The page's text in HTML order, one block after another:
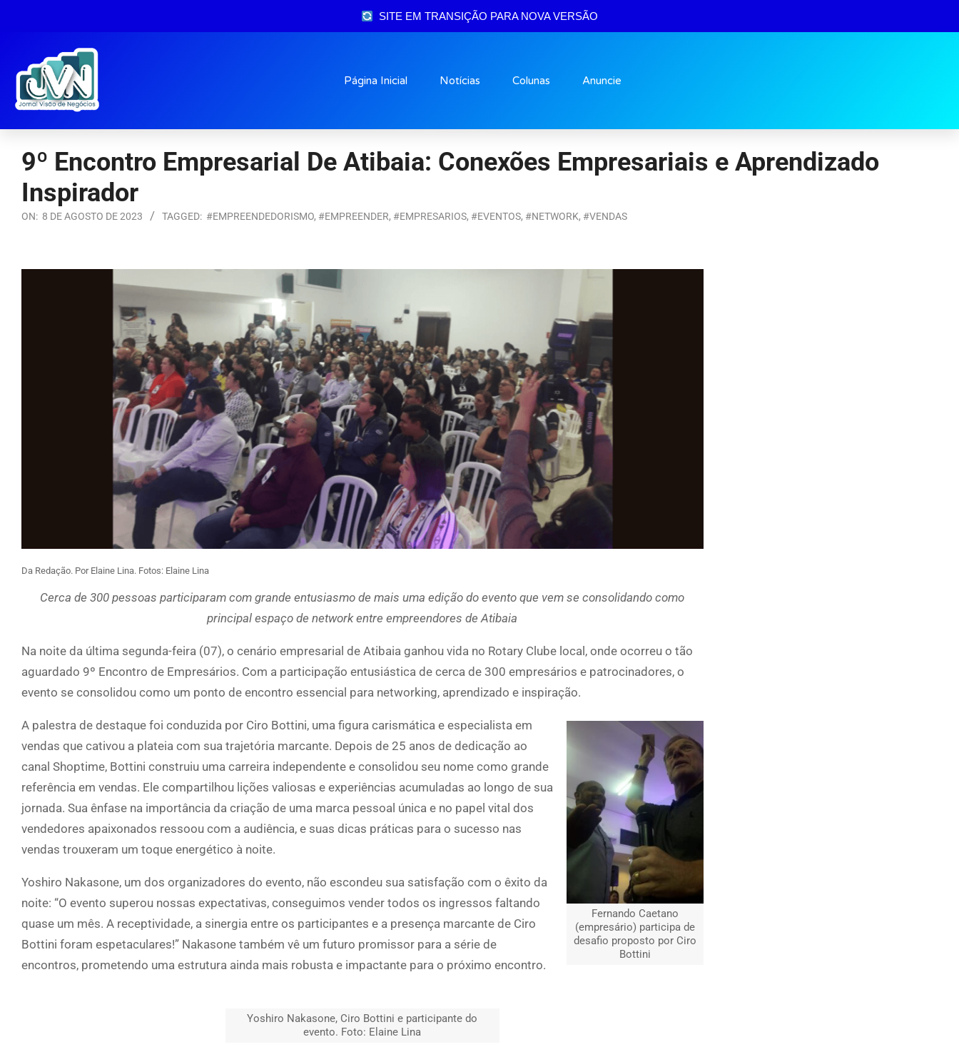
SITE EM TRANSIÇÃO PARA NOVA VERSÃO
Página Inicial Notícias Colunas Anuncie
9º Encontro Empresarial De Atibaia: Conexões Empresariais e Aprendizado
Inspirador
ON: 8 DE AGOSTO DE 2023 TAGGED: #EMPREENDEDORISMO, #EMPREENDER, #EMPRESARIOS, #EVENTOS, #NETWORK, #VENDAS
Da Redação. Por Elaine Lina. Fotos: Elaine Lina
Cerca de 300 pessoas participaram com grande entusiasmo de mais uma edição do evento que vem se consolidando como
principal espaço de network entre empreendores de Atibaia
Na noite da última segunda-feira (07), o cenário empresarial de Atibaia ganhou vida no Rotary Clube local, onde ocorreu o tão
aguardado 9º Encontro de Empresários. Com a participação entusiástica de cerca de 300 empresários e patrocinadores, o
evento se consolidou como um ponto de encontro essencial para networking, aprendizado e inspiração.
Fernando Caetano
(empresário) participa de
desafio proposto por Ciro
Bottini
A palestra de destaque foi conduzida por Ciro Bottini, uma figura carismática e especialista em
vendas que cativou a plateia com sua trajetória marcante. Depois de 25 anos de dedicação ao
canal Shoptime, Bottini construiu uma carreira independente e consolidou seu nome como grande
referência em vendas. Ele compartilhou lições valiosas e experiências acumuladas ao longo de sua
jornada. Sua ênfase na importância da criação de uma marca pessoal única e no papel vital dos
vendedores apaixonados ressoou com a audiência, e suas dicas práticas para o sucesso nas
vendas trouxeram um toque energético à noite.
Yoshiro Nakasone, um dos organizadores do evento, não escondeu sua satisfação com o êxito da
noite: “O evento superou nossas expectativas, conseguimos vender todos os ingressos faltando
quase um mês. A receptividade, a sinergia entre os participantes e a presença marcante de Ciro
Bottini foram espetaculares!” Nakasone também vê um futuro promissor para a série de
encontros, prometendo uma estrutura ainda mais robusta e impactante para o próximo encontro.
Yoshiro Nakasone, Ciro Bottini e participante do
evento. Foto: Elaine Lina